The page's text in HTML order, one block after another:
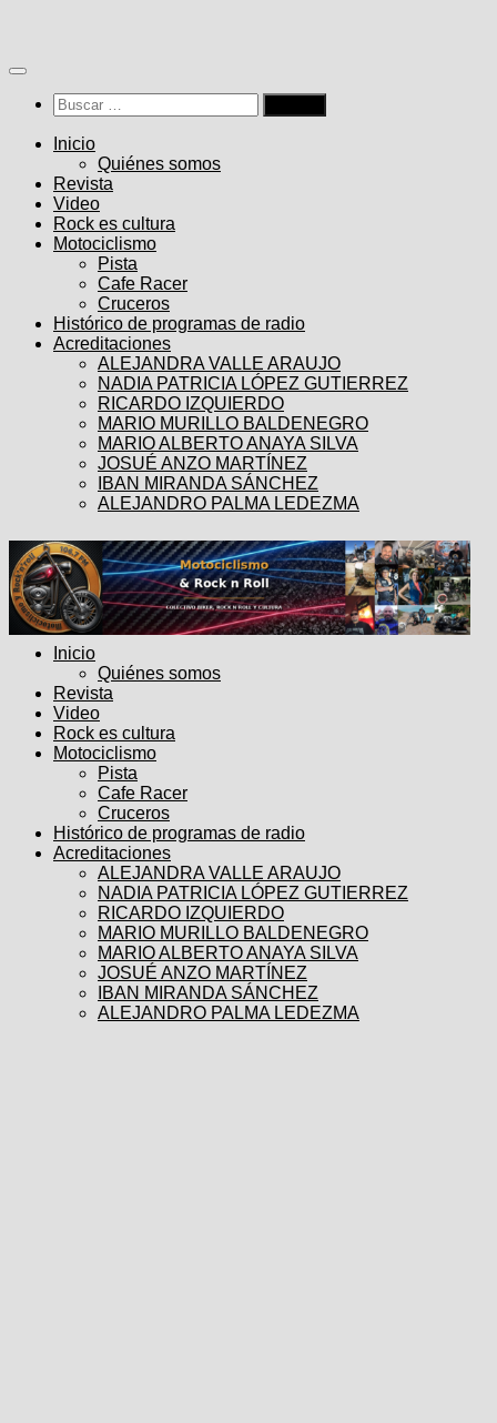
contenido
Buscar:
Inicio
Quiénes somos
Revista
Video
Rock es cultura
Motociclismo
Pista
Cafe Racer
Cruceros
Histórico de programas de radio
Acreditaciones
ALEJANDRA VALLE ARAUJO
NADIA PATRICIA LÓPEZ GUTIERREZ
RICARDO IZQUIERDO
MARIO MURILLO BALDENEGRO
MARIO ALBERTO ANAYA SILVA
JOSUÉ ANZO MARTÍNEZ
IBAN MIRANDA SÁNCHEZ
ALEJANDRO PALMA LEDEZMA
Inicio
Quiénes somos
Revista
Video
Rock es cultura
Motociclismo
Pista
Cafe Racer
Cruceros
Histórico de programas de radio
Acreditaciones
ALEJANDRA VALLE ARAUJO
NADIA PATRICIA LÓPEZ GUTIERREZ
RICARDO IZQUIERDO
MARIO MURILLO BALDENEGRO
MARIO ALBERTO ANAYA SILVA
JOSUÉ ANZO MARTÍNEZ
IBAN MIRANDA SÁNCHEZ
ALEJANDRO PALMA LEDEZMA